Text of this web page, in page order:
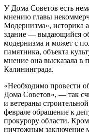
У Дома Советов есть
мнению главы
Модернизма», историка
здание — выдающийся
модернизма и может с
памятника, объекта
мнение она высказала в
Калининграда.
«Необходимо провести
Дома Советов», — так
и ветераны
феврале обращение к
прокурору области.
ничтожным заключение